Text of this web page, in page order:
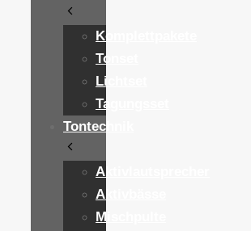
Komplettpakete
Tonset
Lichtset
Tagungsset
Tontechnik
Aktivlautsprecher
Aktivbässe
Mischpulte